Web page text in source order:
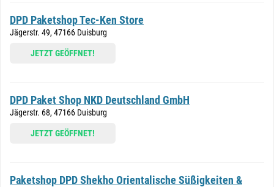
DPD Paketshop Tec-Ken Store
Jägerstr. 49, 47166 Duisburg
JETZT GEÖFFNET!
DPD Paket Shop NKD Deutschland GmbH
Jägerstr. 68, 47166 Duisburg
JETZT GEÖFFNET!
Paketshop DPD Shekho Orientalische Süßigkeiten &